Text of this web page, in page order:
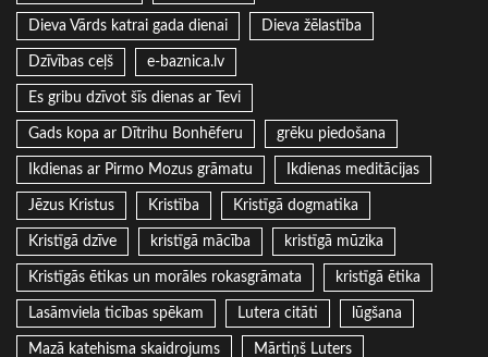
Dieva Vārds katrai gada dienai Dieva žēlastība
Dzīvības ceļš e-baznica.lv
Es gribu dzīvot šīs dienas ar Tevi
Gads kopa ar Dītrihu Bonhēferu grēku piedošana
Ikdienas ar Pirmo Mozus grāmatu Ikdienas meditācijas
Jēzus Kristus Kristība Kristīgā dogmatika
Kristīgā dzīve kristīgā mācība kristīgā mūzika
Kristīgās ētikas un morāles rokasgrāmata kristīgā ētika
Lasāmviela ticības spēkam Lutera citāti lūgšana
Mazā katehisma skaidrojums Mārtiņš Luters